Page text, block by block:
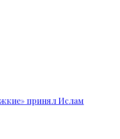
принял Ислам